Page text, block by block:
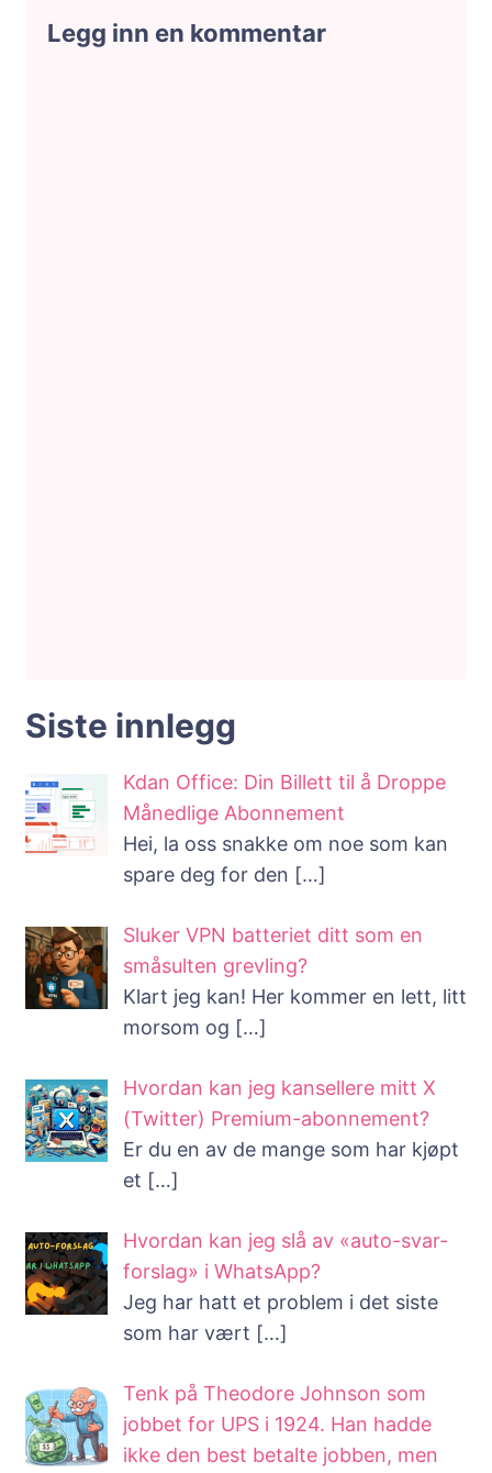
Legg inn en kommentar
Siste innlegg
Kdan Office: Din Billett til å Droppe
Månedlige Abonnement
Hei, la oss snakke om noe som kan
spare deg for den […]
Sluker VPN batteriet ditt som en
småsulten grevling?
Klart jeg kan! Her kommer en lett, litt
morsom og […]
Hvordan kan jeg kansellere mitt X
(Twitter) Premium-abonnement?
Er du en av de mange som har kjøpt
et […]
Hvordan kan jeg slå av «auto-svar-
forslag» i WhatsApp?
Jeg har hatt et problem i det siste
som har vært […]
Tenk på Theodore Johnson som
jobbet for UPS i 1924. Han hadde
ikke den best betalte jobben, men